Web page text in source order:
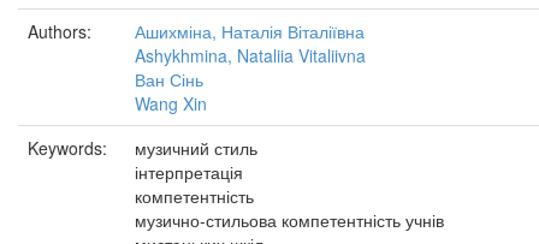
Authors:
Ашихміна, Наталія Віталіївна
Ashykhmina, Nataliia Vitaliivna
Ван Сінь
Wang Xin
Keywords:
музичний стиль
інтерпретація
компетентність
музично-стильова компетентність учнів